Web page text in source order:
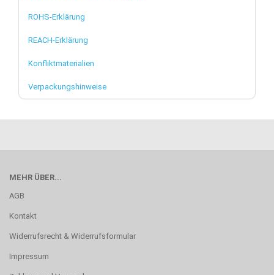
ROHS-Erklärung
REACH-Erklärung
Konfliktmaterialien
Verpackungshinweise
MEHR ÜBER...
AGB
Kontakt
Widerrufsrecht & Widerrufsformular
Impressum